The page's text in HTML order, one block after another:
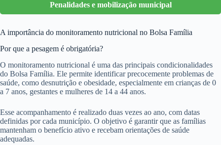
Penalidades e mobilização municipal
A importância do monitoramento nutricional no Bolsa Família
Por que a pesagem é obrigatória?
O monitoramento nutricional é uma das principais condicionalidades
do Bolsa Família. Ele permite identificar precocemente problemas de
saúde, como desnutrição e obesidade, especialmente em crianças de 0
a 7 anos, gestantes e mulheres de 14 a 44 anos.
Esse acompanhamento é realizado duas vezes ao ano, com datas
definidas por cada município. O objetivo é garantir que as famílias
mantenham o benefício ativo e recebam orientações de saúde
adequadas.